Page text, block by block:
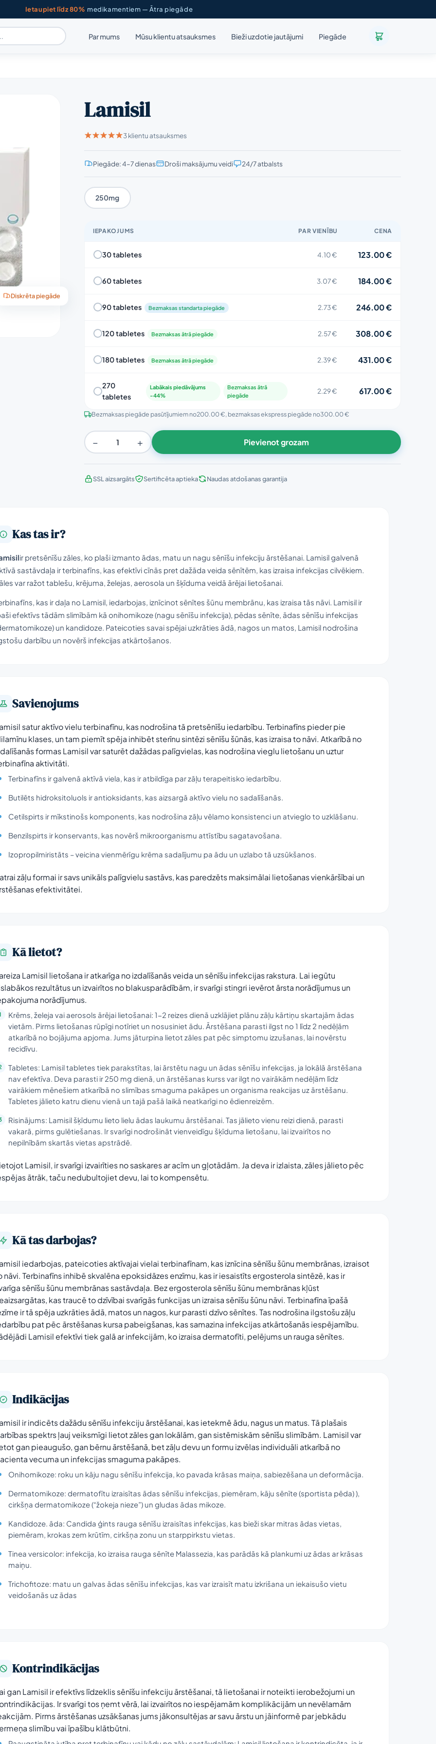
Ietaupiet līdz 80% medikamentiem — Ātra piegāde
Par mums Mūsu klientu atsauksmes Bieži uzdotie jautājumi Piegāde
Diskrēta piegāde
Lamisil
3 klientu atsauksmes
Piegāde: 4–7 dienas Droši maksājumu veidi 24/7 atbalsts
250mg
IEPAKOJUMS PAR VIENĪBU CENA
30 tabletes 4.10 € 123.00 €
60 tabletes 3.07 € 184.00 €
90 tabletes Bezmaksas standarta piegāde 2.73 € 246.00 €
120 tabletes Bezmaksas ātrā piegāde 2.57 € 308.00 €
180 tabletes Bezmaksas ātrā piegāde 2.39 € 431.00 €
270
tabletes
Labākais piedāvājums
-44%
Bezmaksas ātrā
piegāde
2.29 € 617.00 €
Bezmaksas piegāde pasūtījumiem no200.00 €, bezmaksas ekspress piegāde no300.00 €
− + Pievienot grozam
SSL aizsargāts Sertificēta aptieka Naudas atdošanas garantija
Kas tas ir?
ir pretsēnīšu zāles, ko plaši izmanto ādas, matu un nagu sēnīšu infekciju ārstēšanai. Lamisil galvenā
sastāvdaļa ir terbinafīns, kas efektīvi cīnās pret dažāda veida sēnītēm, kas izraisa infekcijas cilvēkiem.
var ražot tablešu, krējuma, želejas, aerosola un šķīduma veidā ārējai lietošanai.
kas ir daļa no Lamisil, iedarbojas, iznīcinot sēnītes šūnu membrānu, kas izraisa tās nāvi. Lamisil ir
efektīvs tādām slimībām kā onihomikoze (nagu sēnīšu infekcija), pēdas sēnīte, ādas sēnīšu infekcijas
un kandidoze. Pateicoties savai spējai uzkrāties ādā, nagos un matos, Lamisil nodrošina
darbību un novērš infekcijas atkārtošanos.
Savienojums
satur aktīvo vielu terbinafīnu, kas nodrošina tā pretsēnīšu iedarbību. Terbinafīns pieder pie
klases, un tam piemīt spēja inhibēt sterīnu sintēzi sēnīšu šūnās, kas izraisa to nāvi. Atkarībā no
formas Lamisil var saturēt dažādas palīgvielas, kas nodrošina vieglu lietošanu un uztur
aktivitāti.
Terbinafīns ir galvenā aktīvā viela, kas ir atbildīga par zāļu terapeitisko iedarbību.
Butilēts hidroksitoluols ir antioksidants, kas aizsargā aktīvo vielu no sadalīšanās.
Cetilspirts ir mīkstinošs komponents, kas nodrošina zāļu vēlamo konsistenci un atvieglo to uzklāšanu.
Benzilspirts ir konservants, kas novērš mikroorganismu attīstību sagatavošana.
Izopropilmiristāts – veicina vienmērīgu krēma sadalījumu pa ādu un uzlabo tā uzsūkšanos.
zāļu formai ir savs unikāls palīgvielu sastāvs, kas paredzēts maksimālai lietošanas vienkāršībai un
efektivitātei.
Kā lietot?
Lamisil lietošana ir atkarīga no izdalīšanās veida un sēnīšu infekcijas rakstura. Lai iegūtu
rezultātus un izvairītos no blakusparādībām, ir svarīgi stingri ievērot ārsta norādījumus un
norādījumus.
Krēms, želeja vai aerosols ārējai lietošanai: 1-2 reizes dienā uzklājiet plānu zāļu kārtiņu skartajām ādas
vietām. Pirms lietošanas rūpīgi notīriet un nosusiniet ādu. Ārstēšana parasti ilgst no 1 līdz 2 nedēļām
atkarībā no bojājuma apjoma. Jums jāturpina lietot zāles pat pēc simptomu izzušanas, lai novērstu
recidīvu.
Tabletes: Lamisil tabletes tiek parakstītas, lai ārstētu nagu un ādas sēnīšu infekcijas, ja lokālā ārstēšana
nav efektīva. Deva parasti ir 250 mg dienā, un ārstēšanas kurss var ilgt no vairākām nedēļām līdz
vairākiem mēnešiem atkarībā no slimības smaguma pakāpes un organisma reakcijas uz ārstēšanu.
Tabletes jālieto katru dienu vienā un tajā pašā laikā neatkarīgi no ēdienreizēm.
Risinājums: Lamisil šķīdumu lieto lielu ādas laukumu ārstēšanai. Tas jālieto vienu reizi dienā, parasti
vakarā, pirms gulētiešanas. Ir svarīgi nodrošināt vienveidīgu šķīduma lietošanu, lai izvairītos no
nepilnībām skartās vietas apstrādē.
Lamisil, ir svarīgi izvairīties no saskares ar acīm un gļotādām. Ja deva ir izlaista, zāles jālieto pēc
ātrāk, taču nedubultojiet devu, lai to kompensētu.
Kā tas darbojas?
iedarbojas, pateicoties aktīvajai vielai terbinafīnam, kas iznīcina sēnīšu šūnu membrānas, izraisot
nāvi. Terbinafīns inhibē skvalēna epoksidāzes enzīmu, kas ir iesaistīts ergosterola sintēzē, kas ir
sēnīšu šūnu membrānas sastāvdaļa. Bez ergosterola sēnīšu šūnu membrānas kļūst
kas traucē to dzīvībai svarīgās funkcijas un izraisa sēnīšu šūnu nāvi. Terbinafīna īpašā
ir tā spēja uzkrāties ādā, matos un nagos, kur parasti dzīvo sēnītes. Tas nodrošina ilgstošu zāļu
pat pēc ārstēšanas kursa pabeigšanas, kas samazina infekcijas atkārtošanās iespējamību.
Lamisil efektīvi tiek galā ar infekcijām, ko izraisa dermatofīti, pelējums un rauga sēnītes.
Indikācijas
ir indicēts dažādu sēnīšu infekciju ārstēšanai, kas ietekmē ādu, nagus un matus. Tā plašais
spektrs ļauj veiksmīgi lietot zāles gan lokālām, gan sistēmiskām sēnīšu slimībām. Lamisil var
gan pieaugušo, gan bērnu ārstēšanā, bet zāļu devu un formu izvēlas individuāli atkarībā no
vecuma un infekcijas smaguma pakāpes.
Onihomikoze: roku un kāju nagu sēnīšu infekcija, ko pavada krāsas maiņa, sabiezēšana un deformācija.
Dermatomikoze: dermatofītu izraisītas ādas sēnīšu infekcijas, piemēram, kāju sēnīte (sportista pēda) ),
cirkšņa dermatomikoze (“žokeja nieze”) un gludas ādas mikoze.
Kandidoze. āda: Candida ģints rauga sēnīšu izraisītas infekcijas, kas bieži skar mitras ādas vietas,
piemēram, krokas zem krūtīm, cirkšņa zonu un starppirkstu vietas.
Tinea versicolor: infekcija, ko izraisa rauga sēnīte Malassezia, kas parādās kā plankumi uz ādas ar krāsas
maiņu.
Trichofitoze: matu un galvas ādas sēnīšu infekcijas, kas var izraisīt matu izkrišana un iekaisušo vietu
veidošanās uz ādas
Kontrindikācijas
gan Lamisil ir efektīvs līdzeklis sēnīšu infekciju ārstēšanai, tā lietošanai ir noteikti ierobežojumi un
Ir svarīgi tos ņemt vērā, lai izvairītos no iespējamām komplikācijām un nevēlamām
Pirms ārstēšanas uzsākšanas jums jākonsultējas ar savu ārstu un jāinformē par jebkādu
slimību vai īpašību klātbūtni.